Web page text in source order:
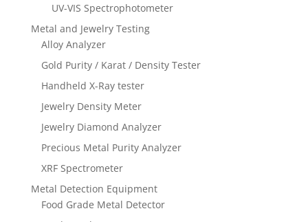
UV-VIS Spectrophotometer
Metal and Jewelry Testing
Alloy Analyzer
Gold Purity / Karat / Density Tester
Handheld X-Ray tester
Jewelry Density Meter
Jewelry Diamond Analyzer
Precious Metal Purity Analyzer
XRF Spectrometer
Metal Detection Equipment
Food Grade Metal Detector